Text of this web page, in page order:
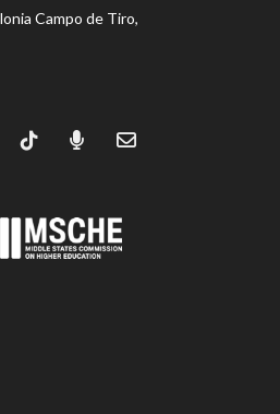
Campo de Tiro,